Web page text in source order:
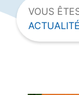
VOUS
ACTUALITÉ